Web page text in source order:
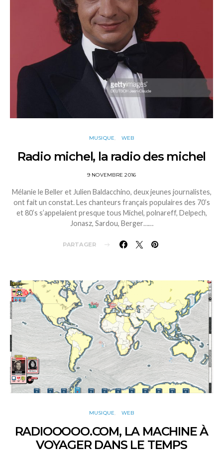
MUSIQUE WEB
Radio michel, la radio des michel
9 NOVEMBRE 2016
Mélanie le Beller et Julien Baldacchino, deux jeunes journalistes,
ont fait un constat. Les chanteurs français populaires des 70’s
et 80’s s’appelaient presque tous Michel, polnareff, Delpech,
Jonasz, Sardou, Berger……
PARTAGER
MUSIQUE WEB
RADIOOOOO.COM, LA MACHINE À
VOYAGER DANS LE TEMPS